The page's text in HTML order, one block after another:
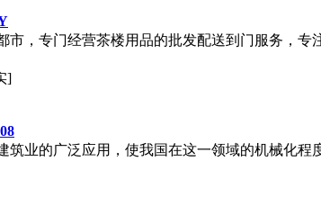
，专门经营茶楼用品的批发配送到门服务，专
]
业的广泛应用，使我国在这一领域的机械化程